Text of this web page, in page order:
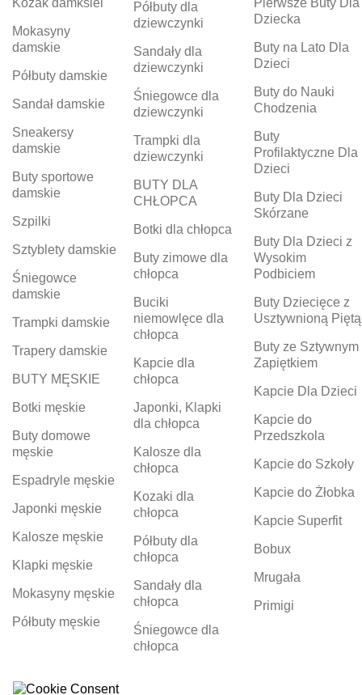
Kozak damksiei
Mokasyny
damskie
Półbuty damskie
Sandał damskie
Sneakersy
damskie
Buty sportowe
damskie
Szpilki
Sztyblety damskie
Śniegowce
damskie
Trampki damskie
Trapery damskie
BUTY MĘSKIE
Botki męskie
Buty domowe
męskie
Espadryle męskie
Japonki męskie
Kalosze męskie
Klapki męskie
Mokasyny męskie
Półbuty męskie
Półbuty dla
dziewczynki
Sandały dla
dziewczynki
Śniegowce dla
dziewczynki
Trampki dla
dziewczynki
BUTY DLA
CHŁOPCA
Botki dla chłopca
Buty zimowe dla
chłopca
Buciki
niemowlęce dla
chłopca
Kapcie dla
chłopca
Japonki, Klapki
dla chłopca
Kalosze dla
chłopca
Kozaki dla
chłopca
Półbuty dla
chłopca
Sandały dla
chłopca
Śniegowce dla
chłopca
Pierwsze Buty Dla
Dziecka
Buty na Lato Dla
Dzieci
Buty do Nauki
Chodzenia
Buty
Profilaktyczne Dla
Dzieci
Buty Dla Dzieci
Skórzane
Buty Dla Dzieci z
Wysokim
Podbiciem
Buty Dziecięce z
Usztywnioną Piętą
Buty ze Sztywnym
Zapiętkiem
Kapcie Dla Dzieci
Kapcie do
Przedszkola
Kapcie do Szkoły
Kapcie do Żłobka
Kapcie Superfit
Bobux
Mrugała
Primigi